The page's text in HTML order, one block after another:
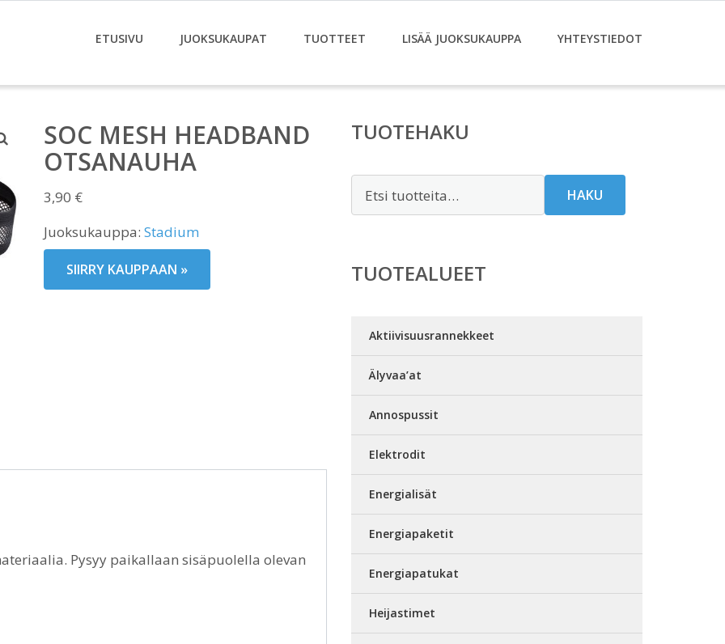
ETUSIVU JUOKSUKAUPAT TUOTTEET LISÄÄ JUOKSUKAUPPA YHTEYSTIEDOT
SOC MESH HEADBAND
OTSANAUHA
3,90 €
Juoksukauppa: Stadium
SIIRRY KAUPPAAN »
Pysyy paikallaan sisäpuolella olevan
TUOTEHAKU
HAKU
TUOTEALUEET
Aktiivisuusrannekkeet
Älyvaa’at
Annospussit
Elektrodit
Energialisät
Energiapaketit
Energiapatukat
Heijastimet